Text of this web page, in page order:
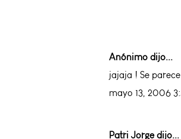
Anónimo dijo...
jajaja ! Se
mayo 13, 2006
Patri Jorgedijo...